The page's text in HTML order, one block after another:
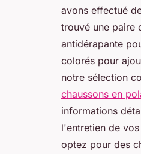
avons effectué
trouvé une paire
antidérapante
colorés pour
notre sélection
chaussons en
informations
l'entretien de
optez pour des